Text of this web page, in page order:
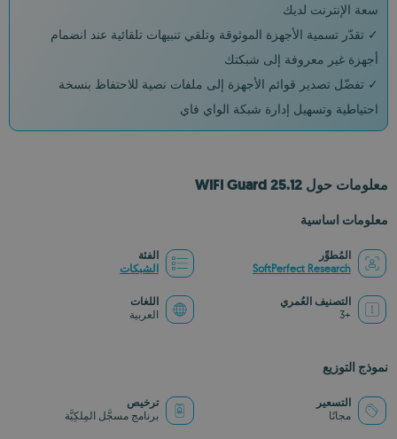
سعة الإنترنت لديك
✓ تقدّر تسمية الأجهزة الموثوقة وتلقي تنبيهات تلقائية عند انضمام
أجهزة غير معروفة إلى شبكتك
✓ تفضّل تصدير قوائم الأجهزة إلى ملفات نصية للاحتفاظ بنسخة
احتياطية وتسهيل إدارة شبكة الواي فاي
معلومات حول WIFI Guard 25.12
معلومات اساسية
المُطوِّر
SoftPerfect Research
الفئة
الشبكات
التصنيف العُمري
+3
اللغات
العربية
نموذج التوزيع
التسعير
مجانًا
ترخيص
برنامج مسجَّل المِلكِيَّة